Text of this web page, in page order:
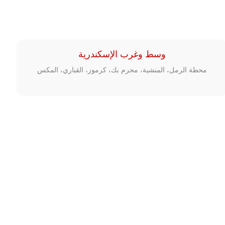
وسط وغرب الإسكندرية
محطة الرمل، المنشية، محرم بك، كرموز، القباري، المكس